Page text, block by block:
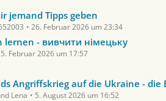
jemand Tipps geben
26. Februar 2026 um 23:34
lernen - вивчити німецьку
Februar 2026 um 17:57
auf die Ukraine - die Besetzung der Ukraine durch Russland
Lena 5. August 2026 um 16:52